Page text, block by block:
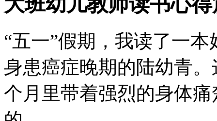
“五一”假期，我读了一
身患癌症晚期的陆幼青
个月里带着强烈的身体